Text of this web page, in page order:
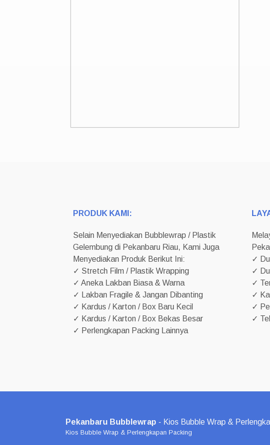
PRODUK KAMI:
Selain Menyediakan Bubblewrap / Plastik
Gelembung di Pekanbaru Riau, Kami Juga
Menyediakan Produk Berikut Ini:
✓ Stretch Film / Plastik Wrapping
✓ Aneka Lakban Biasa & Warna
✓ Lakban Fragile & Jangan Dibanting
✓ Kardus / Karton / Box Baru Kecil
✓ Kardus / Karton / Box Bekas Besar
✓ Perlengkapan Packing Lainnya
✓
✓
✓
✓
✓
✓
Pekanbaru Bubblewrap - Kios Bubble Wrap &
Kios Bubble Wrap & Perlengkapan Packing